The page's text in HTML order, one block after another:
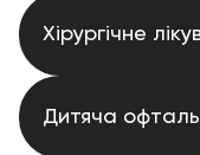
Хірургічне
Дитяча